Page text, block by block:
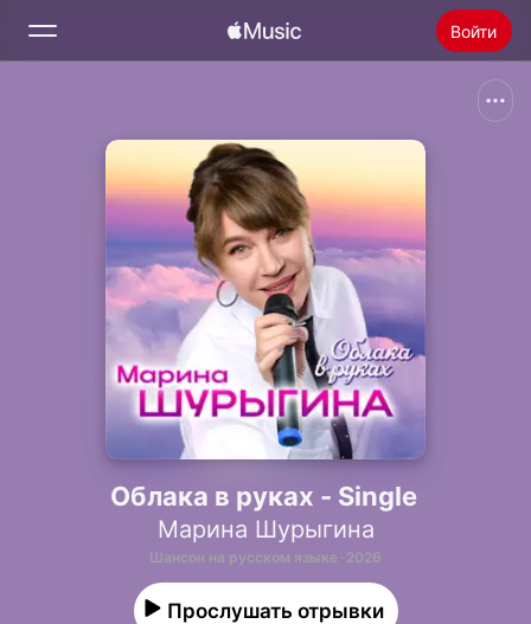
Войти
Главная
Радио
Установить Apple Music
Облака в руках - Single
Марина Шурыгина
Шансон на русском языке · 2026
Прослушать отрывки